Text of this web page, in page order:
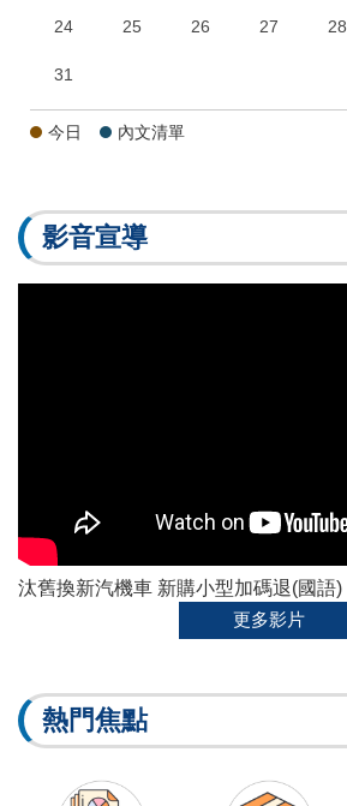
24 25 26 27 28
31
今日 內文清單
影音宣導
汰舊換新汽機車 新購小型加碼退(國語)
更多影片
熱門焦點